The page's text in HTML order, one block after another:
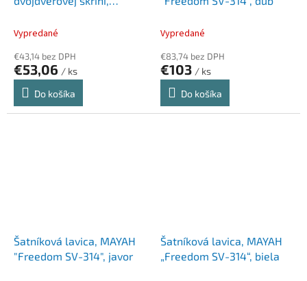
Vypredané
€43,14 bez DPH
€53,06 / ks
Do košíka
Vypredané
€83,74 bez DPH
€103 / ks
Do košíka
Šatníková lavica, MAYAH
"Freedom SV-314", javor
Šatníková lavica, MAYAH
„Freedom SV-314“, biela